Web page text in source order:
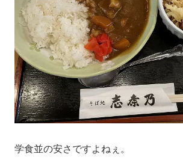
学食並の安さですよねぇ。